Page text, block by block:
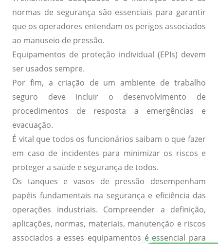
normas de segurança são essenciais para garantir
que os operadores entendam os perigos associados
ao manuseio de pressão.
Equipamentos de proteção individual (EPIs) devem
ser usados sempre.
Por fim, a criação de umambiente de trabalho
seguro deve incluir o desenvolvimento de
procedimentos de resposta a emergências e
evacuação.
É vital que todos os funcionários saibam o que fazer
em caso de incidentes para minimizar os riscos e
proteger a saúde e segurança de todos.
Os tanques e vasos de pressão desempenham
papéis fundamentais na segurança e eficiência das
operações industriais. Compreender a definição,
aplicações, normas, materiais, manutenção e riscos
associados a esses equipamentos é essencial para